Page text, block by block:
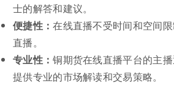
士的解答和建议。
便捷性：在线直播不受时间和空间
直播。
专业性：铜期货在线直播平台的主
提供专业的市场解读和交易策略。